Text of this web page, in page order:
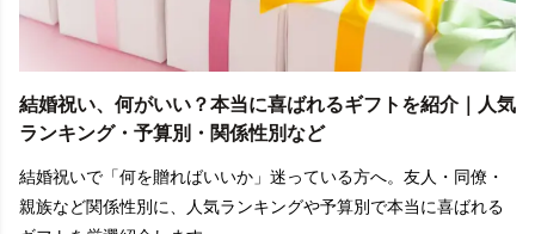
結婚祝い、何がいい？本当に喜ばれるギフトを紹介｜人気
ランキング・予算別・関係性別など
結婚祝いで「何を贈ればいいか」迷っている方へ。友人・同僚・
親族など関係性別に、人気ランキングや予算別で本当に喜ばれる